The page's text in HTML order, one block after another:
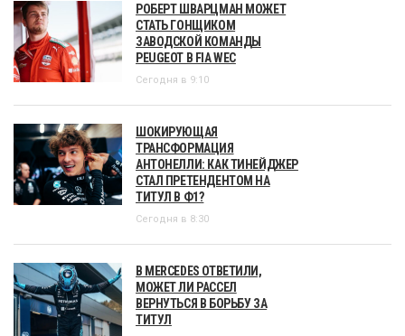
РОБЕРТ ШВАРЦМАН МОЖЕТ
СТАТЬ ГОНЩИКОМ
ЗАВОДСКОЙ КОМАНДЫ
PEUGEOT В FIA WEC
Сегодня в 9:10
ШОКИРУЮЩАЯ
ТРАНСФОРМАЦИЯ
АНТОНЕЛЛИ: КАК ТИНЕЙДЖЕР
СТАЛ ПРЕТЕНДЕНТОМ НА
ТИТУЛ В Ф1?
Сегодня в 8:30
В MERCEDES ОТВЕТИЛИ,
МОЖЕТ ЛИ РАССЕЛ
ВЕРНУТЬСЯ В БОРЬБУ ЗА
ТИТУЛ